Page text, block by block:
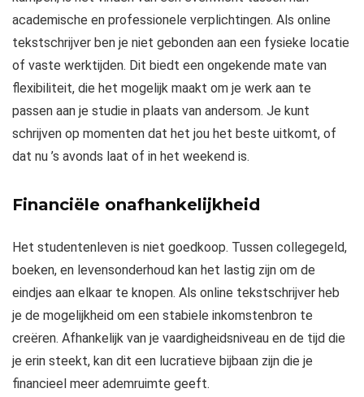
academische en professionele verplichtingen. Als online
tekstschrijver ben je niet gebonden aan een fysieke locatie
of vaste werktijden. Dit biedt een ongekende mate van
flexibiliteit, die het mogelijk maakt om je werk aan te
passen aan je studie in plaats van andersom. Je kunt
schrijven op momenten dat het jou het beste uitkomt, of
dat nu ’s avonds laat of in het weekend is.
Financiële onafhankelijkheid
Het studentenleven is niet goedkoop. Tussen collegegeld,
boeken, en levensonderhoud kan het lastig zijn om de
eindjes aan elkaar te knopen. Als online tekstschrijver heb
je de mogelijkheid om een stabiele inkomstenbron te
creëren. Afhankelijk van je vaardigheidsniveau en de tijd die
je erin steekt, kan dit een lucratieve bijbaan zijn die je
financieel meer ademruimte geeft.